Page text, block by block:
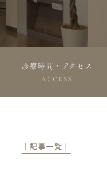
診療時間・アクセス
ACCESS
│記事一覧│